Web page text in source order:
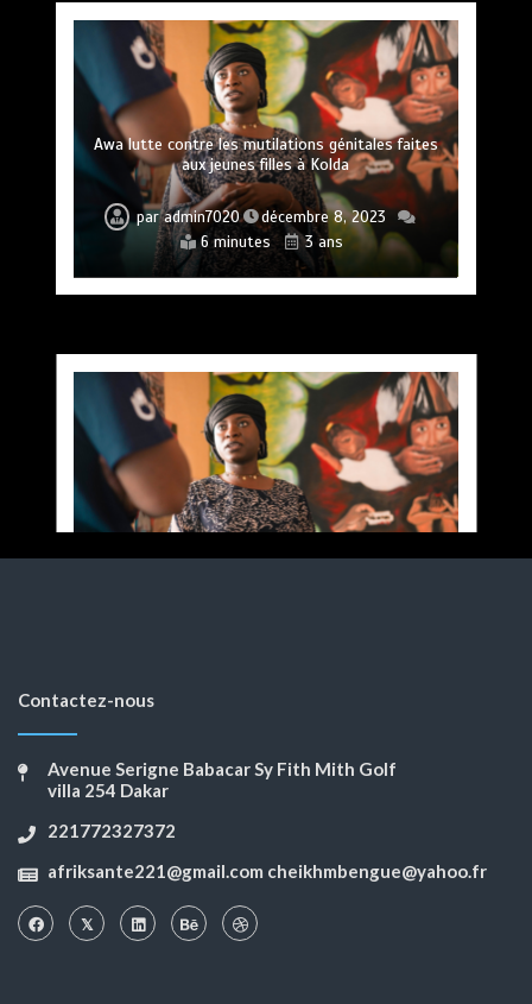
Awa lutte contre les mutilations génitales faites
aux jeunes filles à Kolda
paradmin7020
décembre 8, 2023
6 minutes
3 ans
Contactez-nous
Avenue Serigne Babacar Sy Fith Mith Golf
villa 254 Dakar
221772327372
afriksante221@gmail.com cheikhmbengue@yahoo.fr